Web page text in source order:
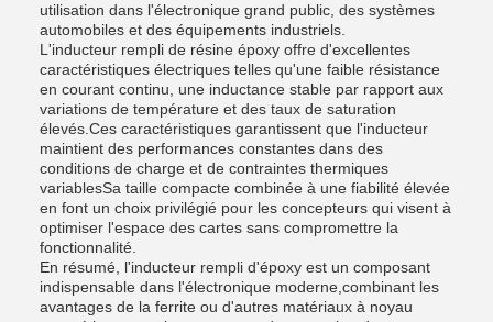
utilisation dans l'électronique grand public, des systèmes
automobiles et des équipements industriels.
L'inducteur rempli de résine époxy offre d'excellentes
caractéristiques électriques telles qu'une faible résistance
en courant continu, une inductance stable par rapport aux
variations de température et des taux de saturation
élevés.Ces caractéristiques garantissent que l'inducteur
maintient des performances constantes dans des
conditions de charge et de contraintes thermiques
variablesSa taille compacte combinée à une fiabilité élevée
en font un choix privilégié pour les concepteurs qui visent à
optimiser l'espace des cartes sans compromettre la
fonctionnalité.
En résumé, l'inducteur rempli d'époxy est un composant
indispensable dans l'électronique moderne,combinant les
avantages de la ferrite ou d'autres matériaux à noyau